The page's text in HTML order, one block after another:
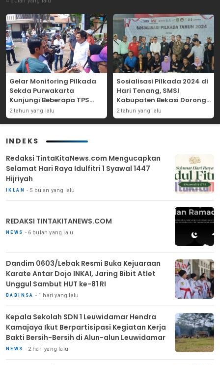
Gelar Monitoring Pilkada
Sekda Purwakarta
Kunjungi Beberapa TPS
Yang Ada Di Purwakarta
2 tahun yang lalu
Sosialisasi Pilkada 2024 di
Hari Tenang, SMSI
Kabupaten Bekasi Dorong
Angka Partisipasi
Masyarakat
2 tahun yang lalu
INDEKS
Redaksi TintaKitaNews.com Mengucapkan
Selamat Hari Raya Idulfitri 1 Syawal 1447
Hijriyah
IKLAN 5 bulan yang lalu
REDAKSI TINTAKITANEWS.COM
NEWS 6 bulan yang lalu
Dandim 0603/Lebak Resmi Buka Kejuaraan
Karate Antar Dojo INKAI, Jaring Bibit Atlet
Unggul Sambut HUT ke-81 RI
BABINSA 1 hari yang lalu
Kepala Sekolah SDN 1 Leuwidamar Hendra
Kamajaya Ikut Berpartisipasi Kegiatan Kerja
Bakti Bersih-Bersih di Alun-alun Leuwidamar
NEWS 2 hari yang lalu